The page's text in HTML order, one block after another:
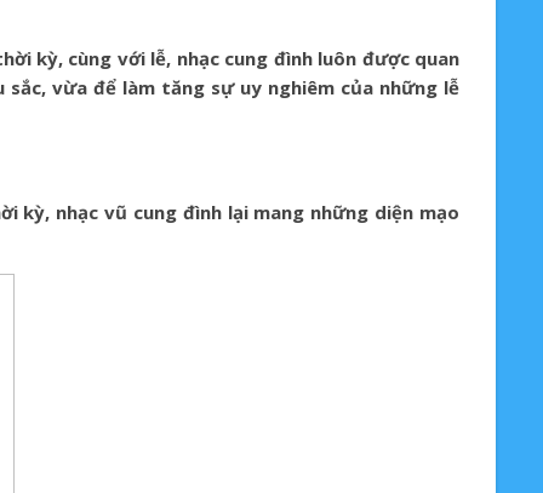
kỳ, cùng với lễ, nhạc cung đình luôn được quan
vừa để làm tăng sự uy nghiêm của những lễ
nhạc vũ cung đình lại mang những diện mạo